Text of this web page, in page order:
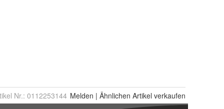
Nr.: 0112253144 Melden | Ähnlichen Artikel verkaufen